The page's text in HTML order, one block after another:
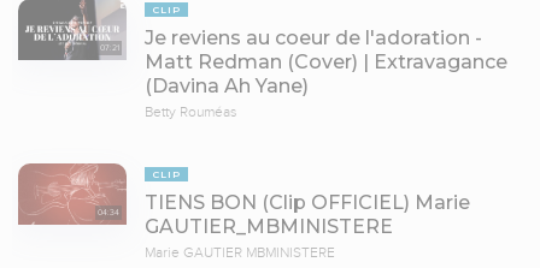
07:21
CLIP
Je reviens au coeur de l'adoration -
Matt Redman (Cover) | Extravagance
(Davina Ah Yane)
Betty Rouméas
04:34
CLIP
TIENS BON (Clip OFFICIEL) Marie
GAUTIER_MBMINISTERE
Marie GAUTIER MBMINISTERE